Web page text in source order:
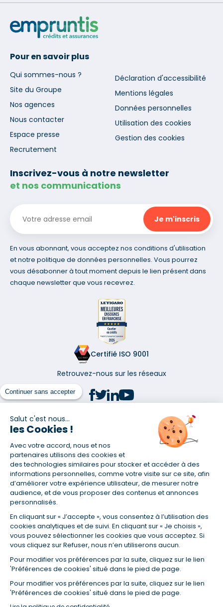
Continuer sans accepter
Salut c'est nous...
les Cookies !
Avec votre accord, nous et nos
partenaires utilisons des cookies et
des technologies similaires pour stocker et accéder à des
informations personnelles, comme votre visite sur ce site, afin
d’améliorer votre expérience utilisateur, de mesurer notre
audience, et de vous proposer des contenus et annonces
personnalisés.
En cliquant sur « J’accepte », vous consentez à l’utilisation des
cookies analytiques et de suivi. En cliquant sur « Je choisis »,
vous pouvez sélectionner les cookies que vous acceptez. Si
vous cliquez sur Refuser, nous n’en utiliserons aucun.
Pour modifier vos préférences par la suite, cliquez sur le lien
'Préférences de cookies' situé dans le pied de page.
Pour modifier vos préférences par la suite, cliquez sur le lien
'Préférences de cookies' situé dans le pied de page.
Pour en savoir plus
Qui sommes-nous ?
Site du Groupe
Nos agences
Nous contacter
Espace presse
Recrutement
Déclaration d'accessibilité
Mentions légales
Données personnelles
Utilisation des cookies
Gestion des cookies
Inscrivez-vous à notre newsletter
et nos communications
En vous abonnant, vous acceptez nos conditions d'utilisation
et notre politique de données personnelles. Vous pourrez
vous désabonner à tout moment depuis le lien présent dans
chaque newsletter que vous recevrez.
Certifié ISO 9001
Retrouvez-nous sur les réseaux
(1) Taux fixe national hors assurance et selon votre profil
(2) Économie de 65 % pour l'assurance d'un prêt amortissable de 330
457,23 € à 0,90 % sur 19,5 ans, accordé à un salarié non cadre assuré à
100 % (décès, PTIA, IPP, ITT, IPP) âgé de 36 ans fumeur et une personne
salariée non cadre assurée à 100 % (décès, PTIA, IPP, ITT, IPP) âgée de 35
ans et non-fumeur, tous deux sans risque médical connu. Au
14/07/2019, coût de l'assurance proposée par la banque 179,08 €/mois
en moyenne contre 64,60 €/mois en moyenne au 14/07/2022 avec
Empruntis.com (TAEA : 0,44 %, coût total de l'assurance : 15 117,65 €).
(3) Taux minimum pour un crédit consommation d'un montant fixé entre
5 000 et 20 000 euros, selon profil et durée.
(4) La diminution du montant des mensualités entraîne l'allongement
de la durée de remboursement ainsi que la hausse du coût total du
(5) Banques de réseau, mutualistes, spécialisées, directions
régionales, organismes de crédit selon votre profil et votre demande.
Mutuelles, compagnies et courtiers d'assurances. Selon votre profil et
votre demande.